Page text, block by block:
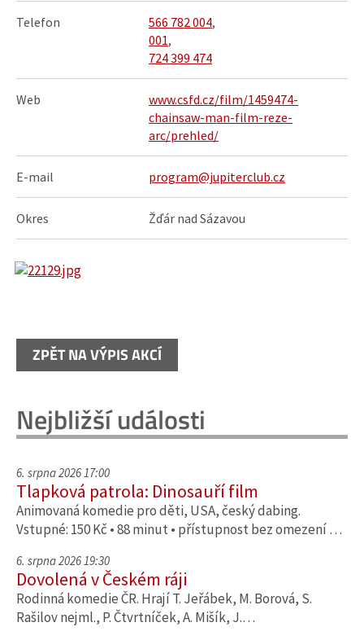
Telefon 566 782 004,
001,
724 399 474
Web
www.csfd.cz/film/1459474-
chainsaw-man-film-reze-
arc/prehled/
E-mail program@jupiterclub.cz
Okres Žďár nad Sázavou
ZPĚT NA VÝPIS AKCÍ
Nejbližší události
6. srpna 2026 17:00
Tlapková patrola: Dinosauří film
Animovaná komedie pro děti, USA, český dabing.
Vstupné: 150 Kč • 88 minut • přístupnost bez omezení …
6. srpna 2026 19:30
Dovolená v Českém ráji
Rodinná komedie ČR. Hrají T. Jeřábek, M. Borová, S.
Rašilov nejml., P. Čtvrtníček, A. Mišík, J.…